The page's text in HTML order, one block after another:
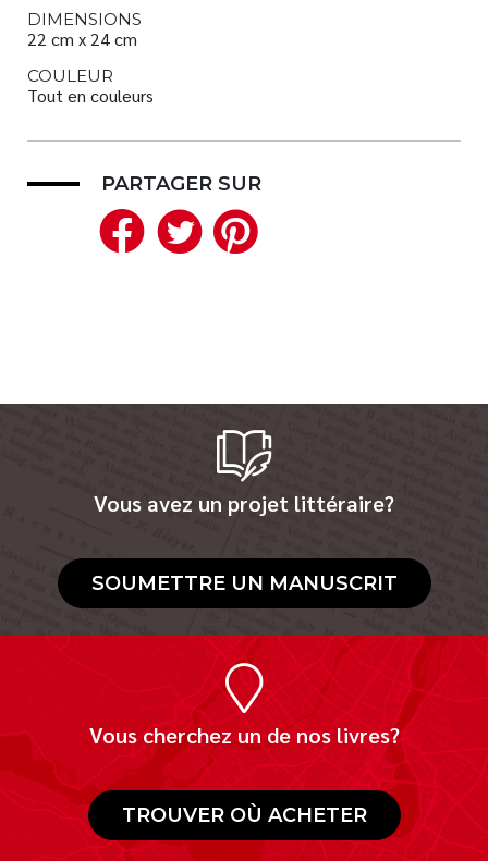
DIMENSIONS
22 cm x 24 cm
COULEUR
Tout en couleurs
PARTAGER SUR
Facebook
Twitter
Vous avez un projet littéraire?
SOUMETTRE UN MANUSCRIT
Vous cherchez un de nos livres?
TROUVER OÙ ACHETER